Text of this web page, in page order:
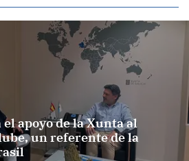
apoyo de la Xunta al
un referente de la